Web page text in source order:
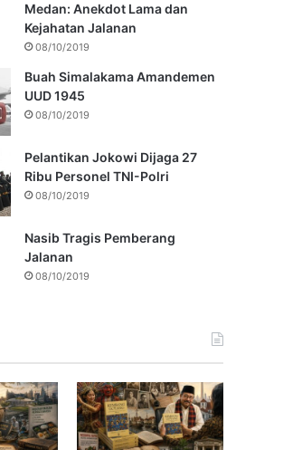
Medan: Anekdot Lama dan
Kejahatan Jalanan
08/10/2019
Buah Simalakama Amandemen
UUD 1945
08/10/2019
Pelantikan Jokowi Dijaga 27
Ribu Personel TNI-Polri
08/10/2019
Nasib Tragis Pemberang
Jalanan
08/10/2019